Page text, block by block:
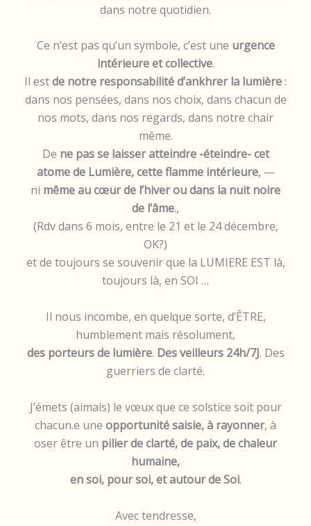
dans notre quotidien.
Ce n’est pas qu’un symbole, c’est une urgence
intérieure et collective.
Il estde notre responsabilité d’ankhrer la lumière :
dans nos pensées, dans nos choix, dans chacun de
nos mots, dans nos regards, dans notre chair
même.
De ne pas se laisser atteindre -éteindre- cet
atome de Lumière, cette flamme intérieure, —
ni mêmeau cœur de l’hiver ou dans la nuit noire
de l’âme.,
(Rdv dans 6 mois, entre le 21 et le 24 décembre,
OK?)
et de toujours se souvenir que la LUMIERE EST là,
toujours là, en SOI …
Il nous incombe, en quelque sorte, d’ÊTRE,
humblement mais résolument,
des porteurs de lumière. Des veilleurs 24h/7J. Des
guerriers de clarté.
J’émets (aimais) le vœux que ce solstice soit pour
chacun.e une opportunité saisie, à rayonner, à
oser être un pilier de clarté, de paix, de chaleur
humaine,
en soi, pour soi, et autour de Soi.
Avec tendresse,